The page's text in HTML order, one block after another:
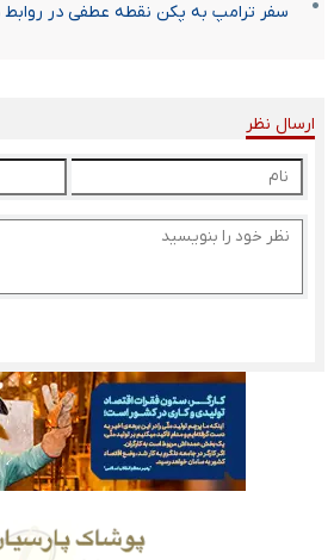
سفر ترامپ به پکن نقطه عطفی در روابط
ارسال نظر